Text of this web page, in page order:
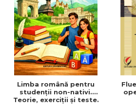
ADMINISTRATIVE
ȘTIINȚE ECONOMICE
ȘTIINȚE EXACTE
EDUCAȚIE FIZICĂ ȘI SPORT
PREUNIVERSITARIA
TIMP LIBER
ÎN CURS DE APARIȚIE
NOUTĂȚI
Cum Cumpăr
Livrare
Politica de Retur
Formular de Retur
Distribuitori
Limba română pentru
studenţii non-nativi.
Teorie, exerciţii şi teste.